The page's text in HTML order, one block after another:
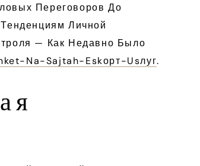
Переговоров До
Личной
— Как Недавно Было
Na-Sajtah-Eskорт-Usлуг.